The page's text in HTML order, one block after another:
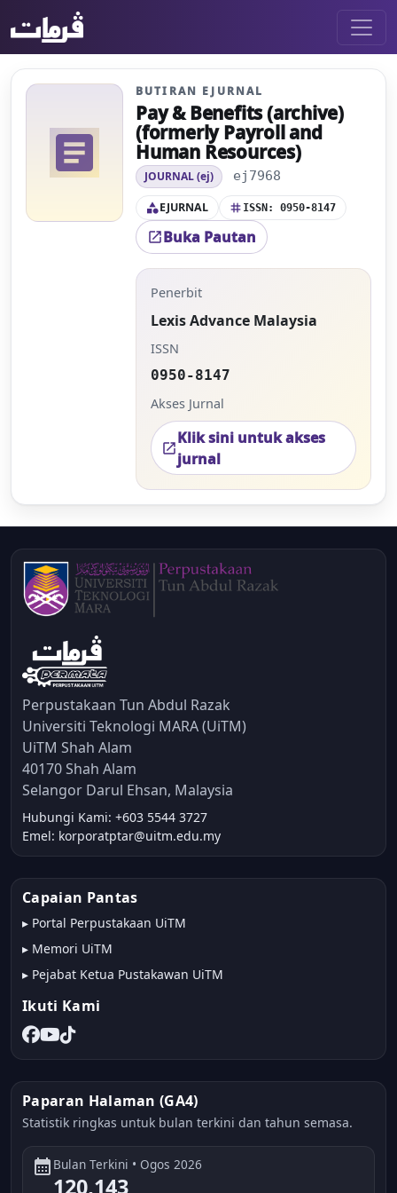
article
BUTIRAN EJURNAL
Pay & Benefits (archive)
(formerly Payroll and
Human Resources)
JOURNAL (ej) ej7968
categoryEJURNAL tag ISSN: 0950-8147
open_in_newBuka Pautan
Penerbit
Lexis Advance Malaysia
ISSN
0950-8147
Akses Jurnal
open_in_new
Klik sini untuk akses
jurnal
Perpustakaan Tun Abdul Razak
Universiti Teknologi MARA (UiTM)
UiTM Shah Alam
40170 Shah Alam
Selangor Darul Ehsan, Malaysia
Hubungi Kami: +603 5544 3727
Emel: korporatptar@uitm.edu.my
Capaian Pantas
▸ Portal Perpustakaan UiTM
▸ Memori UiTM
▸ Pejabat Ketua Pustakawan UiTM
Ikuti Kami
Paparan Halaman (GA4)
Statistik ringkas untuk bulan terkini dan tahun semasa.
calendar_month Bulan Terkini • Ogos 2026
120,143